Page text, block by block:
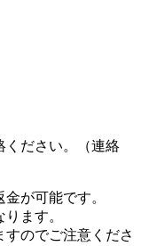
ください。（連絡
が可能です。
ます。
のでご注意くださ